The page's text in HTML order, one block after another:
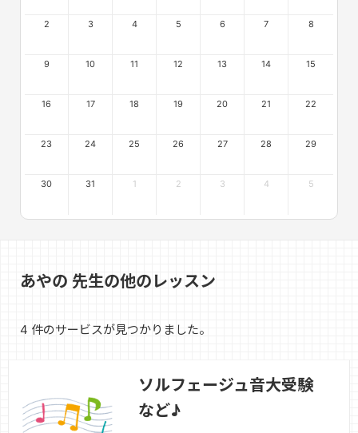
2 3 4 5 6 7 8
9 10 11 12 13 14 15
16 17 18 19 20 21 22
23 24 25 26 27 28 29
30 31 1 2 3 4 5
あやの 先生の他のレッスン
4 件のサービスが見つかりました。
ソルフェージュ音大受験
など♪